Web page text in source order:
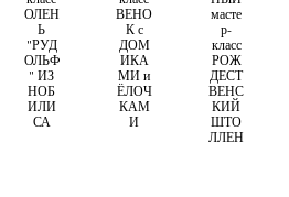
ОЛЕН
Ь
"РУД
ОЛЬФ
" ИЗ
НОБ
ИЛИ
СА
ВЕНО
К с
ДОМ
ИКА
МИ и
ЁЛОЧ
КАМ
И
масте
р-
класс
РОЖ
ДЕСТ
ВЕНС
КИЙ
ШТО
ЛЛЕН